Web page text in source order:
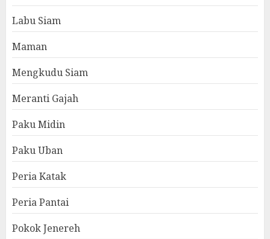
Labu Siam
Maman
Mengkudu Siam
Meranti Gajah
Paku Midin
Paku Uban
Peria Katak
Peria Pantai
Pokok Jenereh